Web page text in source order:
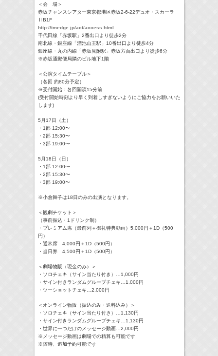
＜会 場＞
赤坂チャンスシアター東京都港区赤坂2-6-22デュオ・スカーラ
ⅡB1F
http://tmedge.jp/act/access.html
千代田線「赤坂駅」2番出口より徒歩2分
南北線・銀座線「溜池山王駅」10番出口より徒歩4分
銀座線・丸の内線「赤坂見附駅」赤坂方面出口より徒歩6分
※赤坂通郵便局隣のビル地下1階
＜公演タイムテーブル＞
（各回 約80分予定）
※受付開始：各回開演15分前
(受付開始時刻より早く到着しすぎないようにご協力をお願いいた
します)
5月17日（土）
・1部 12:00〜
・2部 15:30〜
・3部 19:00〜
5月18日（日）
・1部 12:00〜
・2部 15:30〜
・3部 19:00〜
※小倉舞子は18日のみの出演となります。
＜観劇チケット＞
（事前振込・1ドリンク制）
・プレミアム席（最前列＋御礼特典動画）5,000円＋1D（500
円）
・通常席 4,000円＋1D（500円）
・当日券 4,500円＋1D（500円）
＜劇場物販（現金のみ）＞
・ソロチェキ（サイン当たり付き）…1,000円
・サイン付きランダムグループチェキ…1,000円
・ツーショットチェキ…2,000円
＜オンライン物販（振込のみ・送料込み）＞
・ソロチェキ（サイン当たり付き）…1,130円
・サイン付きランダムグループチェキ…1,130円
・世界に一つだけのメッセージ動画…2,000円
※メッセージ動画は劇場での精算も可能です
※随時、追加予約可能です